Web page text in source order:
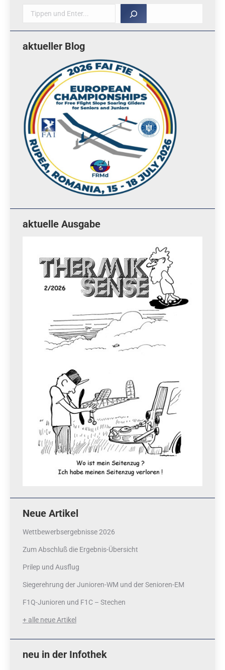
Suche
aktueller Blog
aktuelle Ausgabe
Neue Artikel
Wettbewerbsergebnisse 2026
Zum Abschluß die Ergebnis-Übersicht
Prilep und Ausflug
Siegerehrung der Junioren-WM und der Senioren-EM
F1Q-Junioren und F1C – Stechen
+ alle neue Artikel
neu in der Infothek